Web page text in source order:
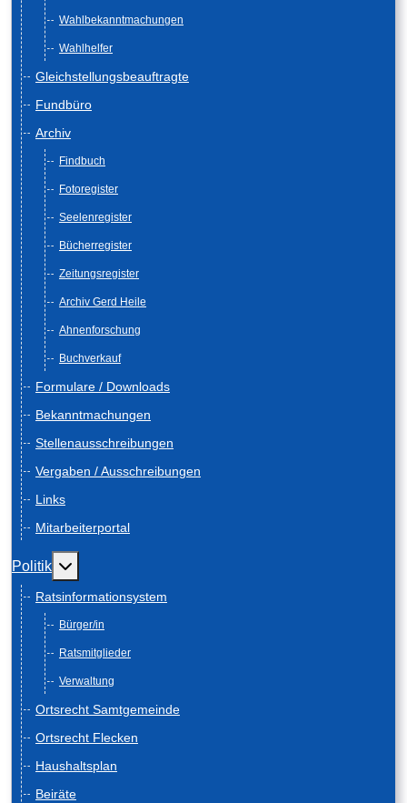
Wahlbekanntmachungen
Wahlhelfer
Gleichstellungsbeauftragte
Fundbüro
Archiv
Findbuch
Fotoregister
Seelenregister
Bücherregister
Zeitungsregister
Archiv Gerd Heile
Ahnenforschung
Buchverkauf
Formulare / Downloads
Bekanntmachungen
Stellenausschreibungen
Vergaben / Ausschreibungen
Links
Mitarbeiterportal
Politik Weitere Informationen: Politik
Ratsinformationsystem
Bürger/in
Ratsmitglieder
Verwaltung
Ortsrecht Samtgemeinde
Ortsrecht Flecken
Haushaltsplan
Beiräte